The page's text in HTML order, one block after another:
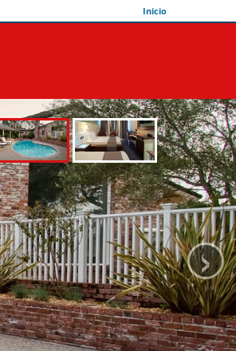
Inicio
›